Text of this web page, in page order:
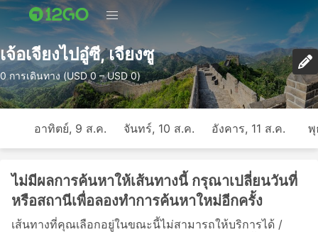
เจ้อเจียงไปอู๋ซี, เจียงซู
0 การเดินทาง (USD 0 – USD 0)
อาทิตย์, 9 ส.ค. จันทร์, 10 ส.ค. อังคาร, 11 ส.ค. พุ
ไม่มีผลการค้นหาให้เส้นทางนี้ กรุณาเปลี่ยนวันที่
หรือสถานีเพื่อลองทำการค้นหาใหม่อีกครั้ง
เส้นทางที่คุณเลือกอยู่ในขณะนี้ไม่สามารถให้บริการได้ /